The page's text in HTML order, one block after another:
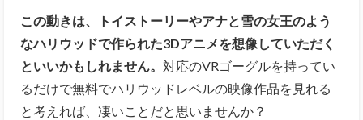
この動きは、トイストーリーやアナと雪の女王のよう
なハリウッドで作られた3Dアニメを想像していただく
といいかもしれません。 対応のVRゴーグルを持ってい
るだけで無料でハリウッドレベルの映像作品を見れる
と考えれば、凄いことだと思いませんか？